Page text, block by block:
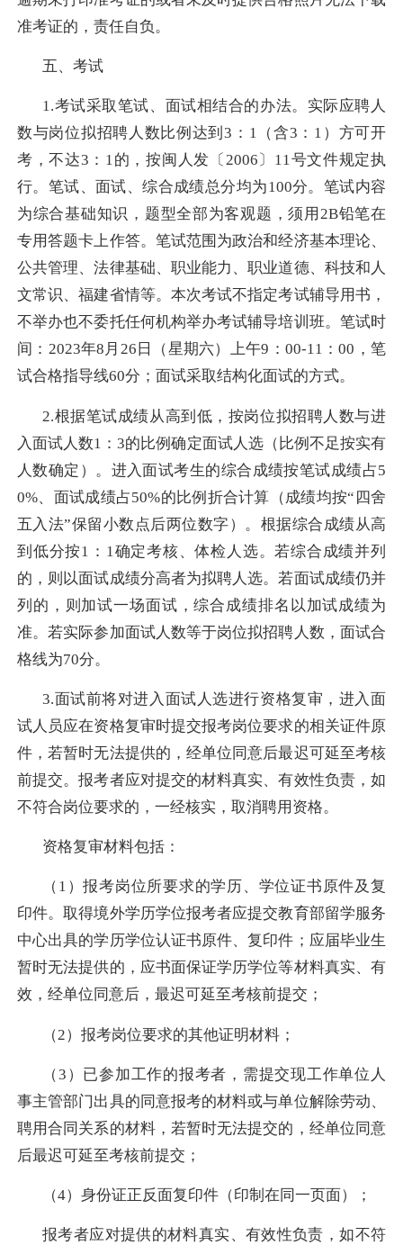
准考证的，责任自负。
五、考试
1.考试采取笔试、面试相结合的办法。实际应聘人
数与岗位拟招聘人数比例达到3 ： 1 （含3 ： 1 ）方可开
考，不达3 ： 1的，按闽人发〔 2006 〕 11号文件规定执
行。笔试、面试、综合成绩总分均为100分。笔试内容
为综合基础知识，题型全部为客观题，须用 2B铅笔在
专用答题卡上作答。笔试范围为政治和经济基本理论、
公共管理、法律基础、职业能力、职业道德、科技和人
文常识、福建省情等。本次考试不指定考试辅导用书，
不举办也不委托任何机构举办考试辅导培训班。笔试时
间： 2023年8 月 26 日（星期六）上午9 ： 00-11 ：00 ，笔
试合格指导线60分；面试采取结构化面试的方式。
2.根据笔试成绩从高到低，按岗位拟招聘人数与进
入面试人数1 ：3的比例确定面试人选（比例不足按实有
人数确定）。进入面试考生的综合成绩按笔试成绩占5
0%、面试成绩占50%的比例折合计算（成绩均按“四舍
五入法”保留小数点后两位数字）。根据综合成绩从高
到低分按1 ： 1 确定考核、体检人选。若综合成绩并列
的，则以面试成绩分高者为拟聘人选。若面试成绩仍并
列的，则加试一场面试，综合成绩排名以加试成绩为
准。若实际参加面试人数等于岗位拟招聘人数，面试合
格线为70分。
3.面试前将对进入面试人选进行资格复审，进入面
试人员应在资格复审时提交报考岗位要求的相关证件原
件，若暂时无法提供的，经单位同意后最迟可延至考核
前提交。报考者应对提交的材料真实、有效性负责，如
不符合岗位要求的，一经核实，取消聘用资格。
资格复审材料包括：
（ 1 ）报考岗位所要求的学历、学位证书原件及复
印件。取得境外学历学位报考者应提交教育部留学服务
中心出具的学历学位认证书原件、复印件；应届毕业生
暂时无法提供的，应书面保证学历学位等材料真实、有
效，经单位同意后，最迟可延至考核前提交；
（2）报考岗位要求的其他证明材料；
（3 ）已参加工作的报考者，需提交现工作单位人
事主管部门出具的同意报考的材料或与单位解除劳动、
聘用合同关系的材料，若暂时无法提交的，经单位同意
后最迟可延至考核前提交；
（4）身份证正反面复印件（印制在同一页面）；
报考者应对提供的材料真实、有效性负责，如不符